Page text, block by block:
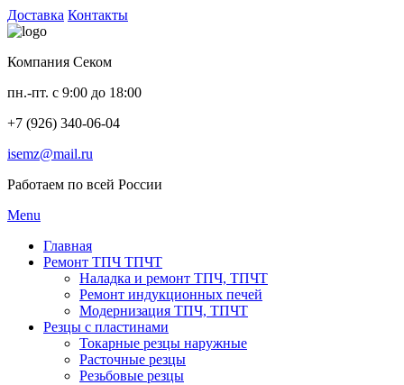
Доставка Контакты
Компания Секом
пн.-пт. с 9:00 до 18:00
+7 (926) 340-06-04
isemz@mail.ru
Работаем по всей России
Menu
Главная
Ремонт ТПЧ ТПЧТ
Наладка и ремонт ТПЧ, ТПЧТ
Ремонт индукционных печей
Модернизация ТПЧ, ТПЧТ
Резцы с пластинами
Токарные резцы наружные
Расточные резцы
Резьбовые резцы